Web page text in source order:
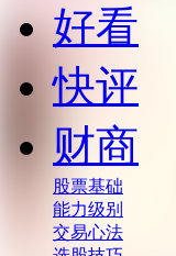
好看
快评
财商
股票基础
能力级别
交易心法